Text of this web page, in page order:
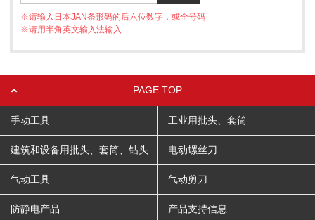
※请输入日本JAN条形码的后六位数字，或全号码
※请用半角英文输入法输入
PAGE TOP
手动工具 工业用批头、套筒
建筑和设备用批头、套筒、钻头 电动螺丝刀
气动工具 气动剪刀
防静电产品 产品支持信息